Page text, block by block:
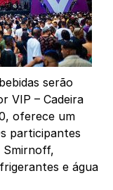
serão
VIP – Cadeira
oferece um
participantes
Smirnoff,
e água